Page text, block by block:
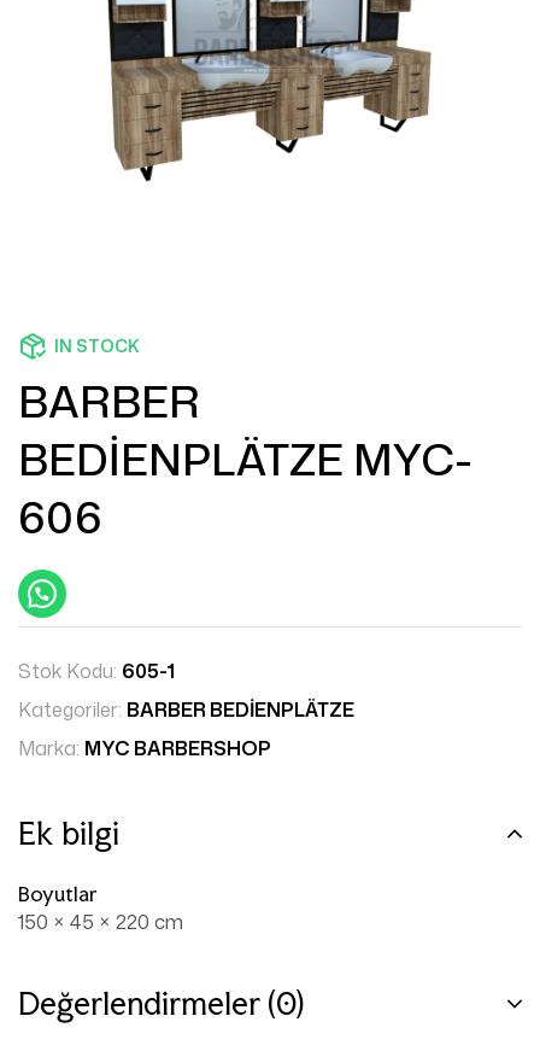
IN STOCK
BARBER
BEDİENPLÄTZE MYC-
606
Stok Kodu: 605-1
Kategoriler: BARBER BEDİENPLÄTZE
Marka: MYC BARBERSHOP
Ek bilgi
Boyutlar
150 × 45 × 220 cm
Değerlendirmeler (0)